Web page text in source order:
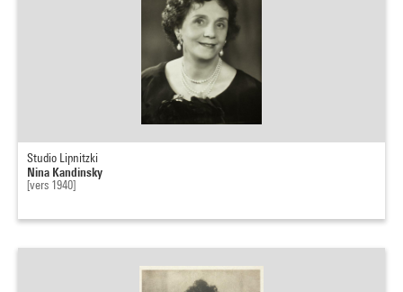
Studio Lipnitzki
Nina Kandinsky
[vers 1940]